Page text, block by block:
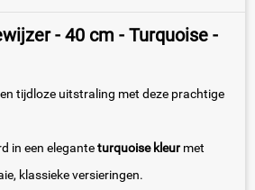
- 40 cm - Turquoise -
tijdloze uitstraling met deze prachtige
in een eleganteturquoise kleurmet
klassieke versieringen.